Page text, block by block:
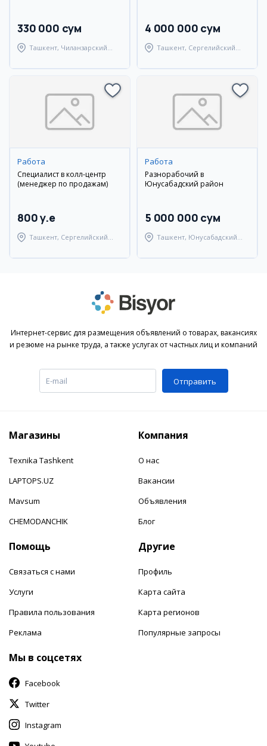
330 000 сум
Ташкент, Чиланзарский
4 000 000 сум
Ташкент, Сергелийский
Работа
Специалист в колл-центр
(менеджер по продажам)
800 y.e
Ташкент, Сергелийский
Работа
Разнорабочий в
Юнусабадский район
5 000 000 сум
Ташкент, Юнусабадский
Интернет-сервис для размещения объявлений о товарах, вакансиях
и резюме на рынке труда, а также услугах от частных лиц и компаний
Отправить
Магазины
Texnika Tashkent
LAPTOPS.UZ
Mavsum
CHEMODANCHIK
Компания
О нас
Вакансии
Объявления
Блог
Помощь
Связаться с нами
Услуги
Правила пользования
Реклама
Другие
Профиль
Карта сайта
Карта регионов
Популярные запросы
Мы в соцсетях
Facebook
Twitter
Instagram